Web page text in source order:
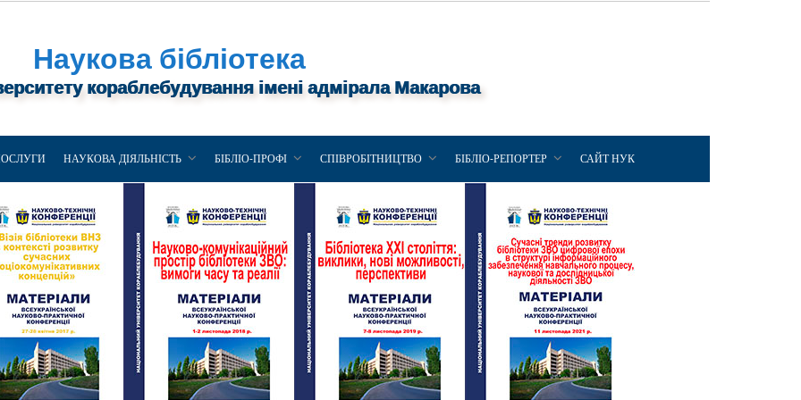
Наукова бібліотека
кораблебудування імені адмірала Макарова
НАУКОВА ДІЯЛЬНІСТЬ БІБЛІО-ПРОФІ СПІВРОБІТНИЦТВО БІБЛІО-РЕПОРТЕР САЙТ НУК